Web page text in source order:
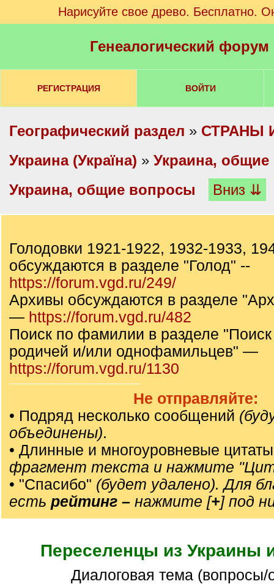
Нарисуйте свое древо. Бесплатно.
Генеалогический
РЕГИСТРАЦИЯ ВОЙТИ
Географический раздел » СТРАНЫ
Украина (Україна) » Украина,
Украина, общие вопросы
Вниз ⇊
Голодовки 1921-1922, 1932-1933,
обсуждаются в разделе "Голод" --
https://forum.vgd.ru/249/
Архивы обсуждаются в разделе
— https://forum.vgd.ru/482
Поиск по фамилии в разделе "Поиск
родичей и/или однофамильцев" —
https://forum.vgd.ru/1130
Не отправляйте:
• Подряд несколько сообщений
объединены).
• Длинные и многоуровневые
фрагмент текста и нажмите
• "Спасибо" (будет удалено). Для
есть рейтинг – нажмите [+] под
Переселенцы из Украины
Диалоговая тема (вопросы/